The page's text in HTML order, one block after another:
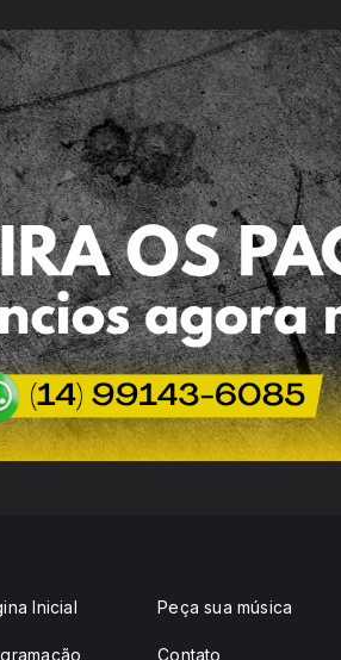
Inicial Peça sua música
Contato